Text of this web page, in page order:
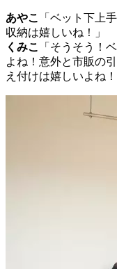
あやこ
「ベット下上
収納は嬉しいね！」
くみこ
「そうそう！
よね！意外と市販の
え付けは嬉しいよね！